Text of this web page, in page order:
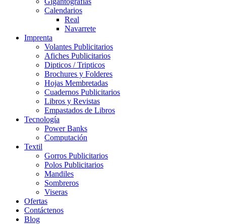
Calendarios
Real
Navarrete
Imprenta
Volantes Publicitarios
Afiches Publicitarios
Dipticos / Tripticos
Brochures y Folderes
Hojas Membretadas
Cuadernos Publicitarios
Libros y Revistas
Empastados de Libros
Tecnología
Power Banks
Computación
Textil
Gorros Publicitarios
Polos Publicitarios
Mandiles
Sombreros
Viseras
Ofertas
Contáctenos
Blog